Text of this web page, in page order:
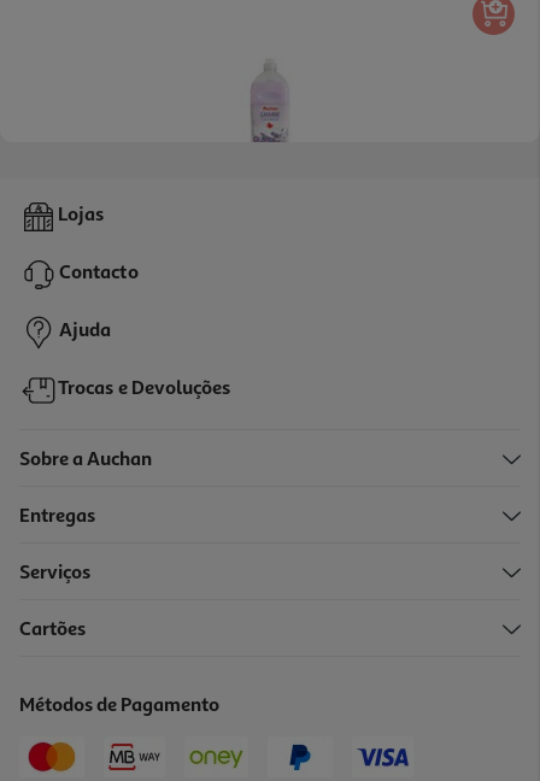
Amaciador Concentrado Auchan Lavanda 80 Doses
1,79 €
Lojas
Contacto
Ajuda
Trocas e Devoluções
Sobre a Auchan
Entregas
Serviços
Cartões
Métodos de Pagamento